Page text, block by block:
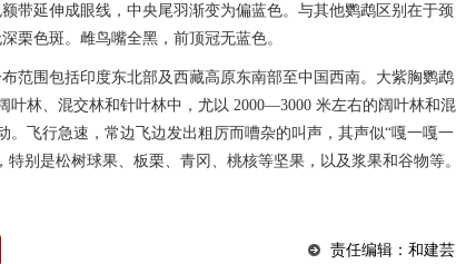
带延伸成眼线，中央尾羽渐变为偏蓝色。与其他鹦鹉区别在于颈
栗色斑。雌鸟嘴全黑，前顶冠无蓝色。
范围包括印度东北部及西藏高原东南部至中国西南。大紫胸鹦鹉
叶林、混交林和针叶林中，尤以 2000—3000 米左右的阔叶林和混
飞行急速，常边飞边发出粗厉而嘈杂的叫声，其声似“嘎一嘎一
别是松树球果、板栗、青冈、桃核等坚果，以及浆果和谷物等。
责任编辑：和建芸